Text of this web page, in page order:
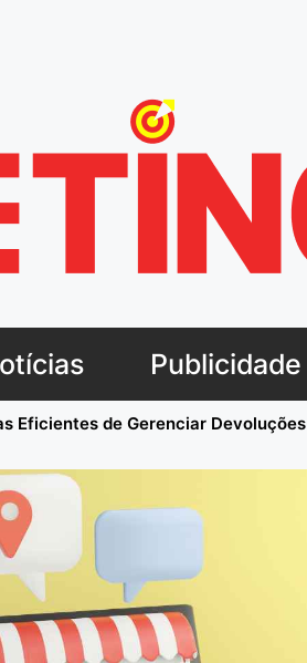
Publicidade
Eficientes de Gerenciar